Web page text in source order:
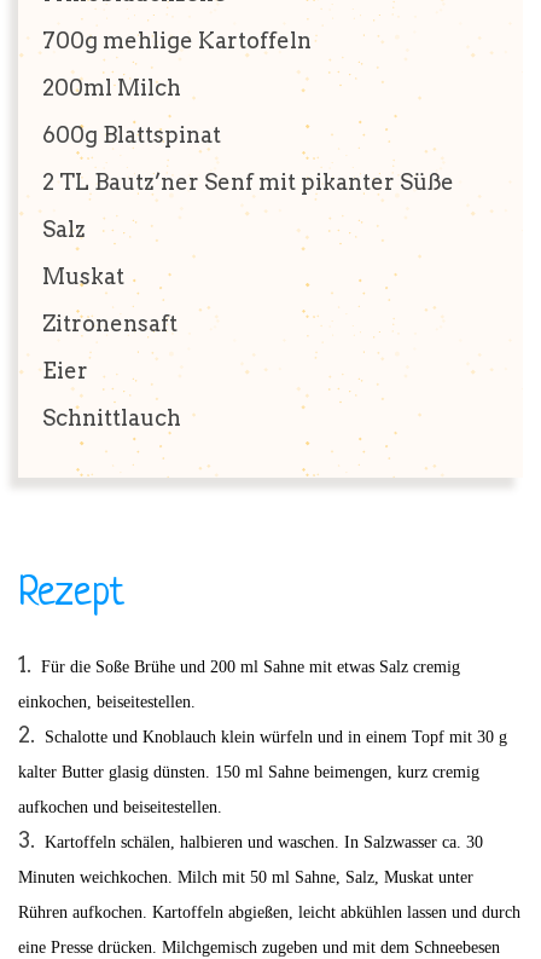
700g mehlige Kartoffeln
200mlMilch
600g Blattspinat
2 TL Bautz’ner Senf mit pikanter Süße
Salz
Muskat
Zitronensaft
Eier
Schnittlauch
Rezept
Für die Soße Brühe und 200 ml Sahne mit etwas Salz cremig
einkochen, beiseitestellen.
Schalotte und Knoblauch klein würfeln und in einem Topf mit 30 g
kalter Butter glasig dünsten. 150 ml Sahne beimengen, kurz cremig
aufkochen und beiseitestellen.
Kartoffeln schälen, halbieren und waschen. In Salzwasser ca. 30
Minuten weichkochen. Milch mit 50 ml Sahne, Salz, Muskat unter
Rühren aufkochen. Kartoffeln abgießen, leicht abkühlen lassen und durch
eine Presse drücken. Milchgemisch zugeben und mit dem Schneebesen